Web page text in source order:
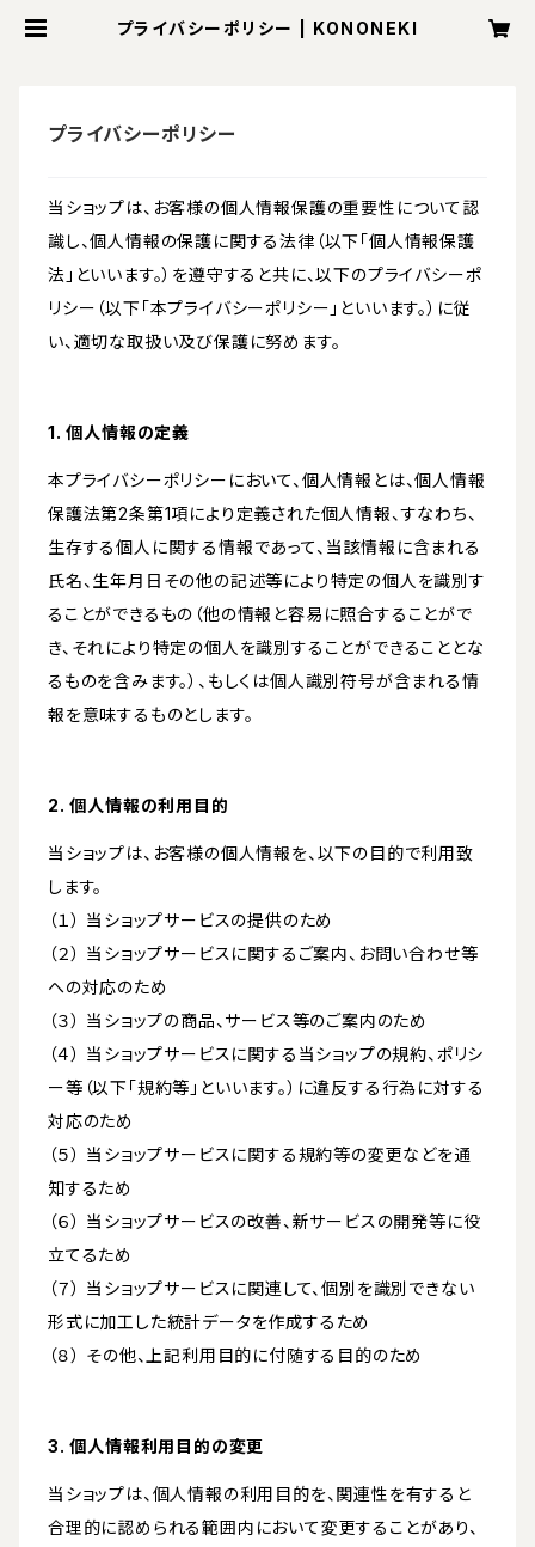
プライバシーポリシー | KONONEKI
プライバシーポリシー
当ショップは、お客様の個人情報保護の重要性について認
識し、個人情報の保護に関する法律（以下「個人情報保護
法」といいます。）を遵守すると共に、以下のプライバシーポ
リシー（以下「本プライバシーポリシー」といいます。）に従
い、適切な取扱い及び保護に努めます。
1. 個人情報の定義
本プライバシーポリシーにおいて、個人情報とは、個人情報
保護法第2条第1項により定義された個人情報、すなわち、
生存する個人に関する情報であって、当該情報に含まれる
氏名、生年月日その他の記述等により特定の個人を識別す
ることができるもの（他の情報と容易に照合することがで
き、それにより特定の個人を識別することができることとな
るものを含みます。）、もしくは個人識別符号が含まれる情
報を意味するものとします。
2. 個人情報の利用目的
当ショップは、お客様の個人情報を、以下の目的で利用致
します。
（１） 当ショップサービスの提供のため
（２） 当ショップサービスに関するご案内、お問い合わせ等
への対応のため
（３） 当ショップの商品、サービス等のご案内のため
（４） 当ショップサービスに関する当ショップの規約、ポリシ
ー等（以下「規約等」といいます。）に違反する行為に対する
対応のため
（５） 当ショップサービスに関する規約等の変更などを通
知するため
（６） 当ショップサービスの改善、新サービスの開発等に役
立てるため
（７） 当ショップサービスに関連して、個別を識別できない
形式に加工した統計データを作成するため
（８） その他、上記利用目的に付随する目的のため
3. 個人情報利用目的の変更
当ショップは、個人情報の利用目的を、関連性を有すると
合理的に認められる範囲内において変更することがあり、